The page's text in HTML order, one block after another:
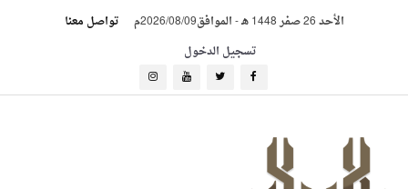
الأحد 26 صفر 1448 هـ -الموافق2026/08/09م
تواصل معنا
تسجيل الدخول